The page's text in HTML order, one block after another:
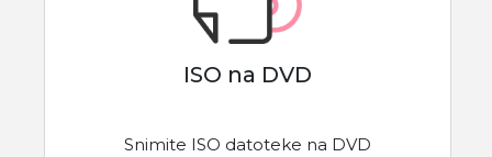
ISO na DVD
Snimite ISO datoteke na DVD